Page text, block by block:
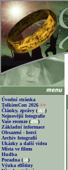
Úvodní stránka
TolkienCon 2026 >>
Články, zprávy (567)
Nejnovější fotografie
Vaše recenze (496)
Základní informace
Obsazení - herci
Archiv fotografií
Ukázky a další videa
Místa ve filmu
Hudba
Poradna (50)
Výuka elfštiny